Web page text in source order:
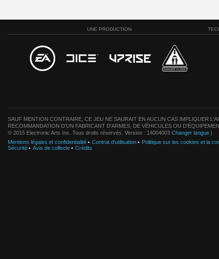
UNE PRODUCTION
SAUF MENTION CONTRAIRE, CE JEU NE SAURAIT EN AUCUN CAS IMPLIQUER
RECOMMANDATION D'UN FABRICANT D'ARMES, DE VÉHICULES OU
© 2015 Electronic Arts Inc. Tous droits réservés. Version : 14004003 Changer langue |
Mentions légales et confidentialité
Contrat d'utilisation
Politique sur les cookies et la
Sécurité
Avis de collecte Crédits